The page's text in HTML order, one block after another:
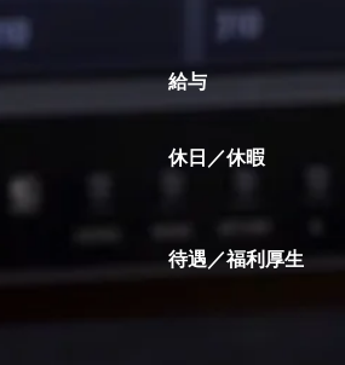
給与
休日／休暇
待遇／福利厚生